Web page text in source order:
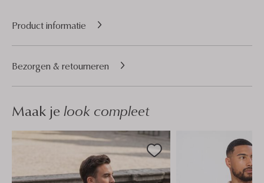
Product informatie
Bezorgen & retourneren
Maak je look compleet